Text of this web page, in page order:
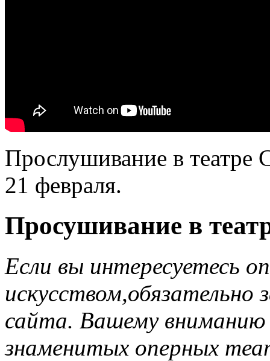
Прослушивание в театре
21 февраля.
Просушивание в
Если вы интересуетесь
искусством,обязательно
сайта. Вашему вниманию
знаменитых оперных